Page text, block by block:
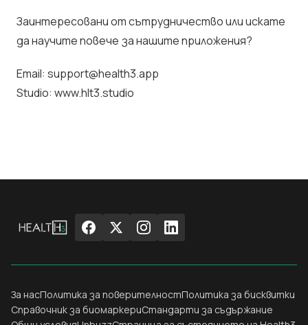
Заинтересовани от сътрудничество или искате
да научите повече за нашите приложения?
Email: support@health3.app
Studio: www.hlt3.studio
За насПолитика за поверителностПолитика за бисквитки
Справочник за биомаркериСтандарти за съдържание